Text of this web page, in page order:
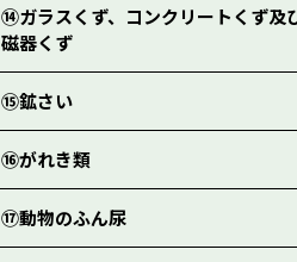
⑭ガラスくず、コンクリートくず及
磁器くず
⑮鉱さい
⑯がれき類
⑰動物のふん尿